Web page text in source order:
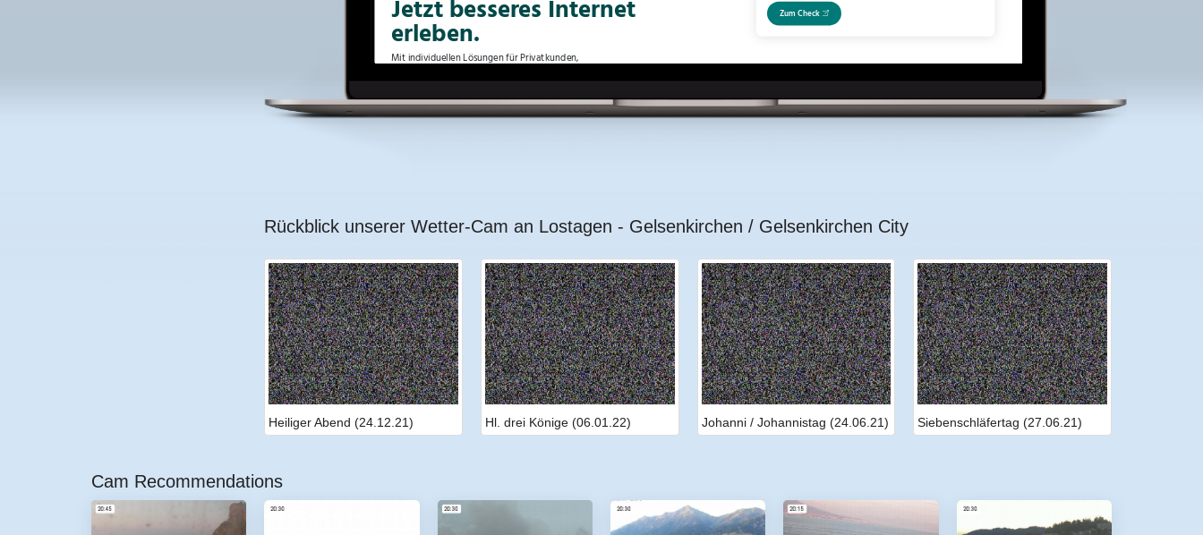
Rückblick unserer Wetter-Cam an Lostagen - Gelsenkirchen / Gelsenkirchen City
Heiliger Abend (24.12.21) Hl. drei Könige (06.01.22) Johanni / Johannistag (24.06.21) Siebenschläfertag (27.06.21)
Cam Recommendations